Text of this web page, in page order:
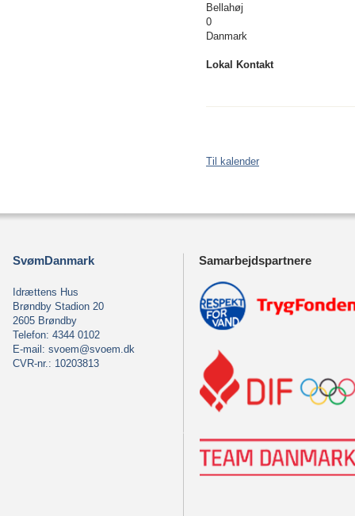
Bellahøj
0
Danmark
Lokal Kontakt
Til kalender
SvømDanmark
Idrættens Hus
Brøndby Stadion 20
2605 Brøndby
Telefon: 4344 0102
E-mail: svoem@svoem.dk
CVR-nr.: 10203813
Samarbejdspartnere